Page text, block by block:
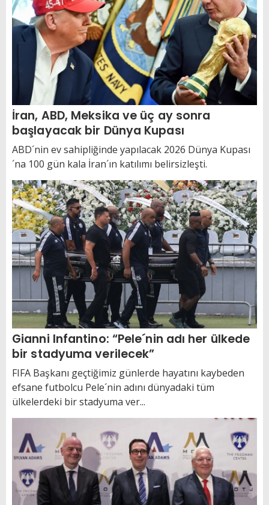
İran, ABD, Meksika ve üç ay sonra
başlayacak bir Dünya Kupası
ABD´nin ev sahipliğinde yapılacak 2026 Dünya Kupası
´na 100 gün kala İran´ın katılımı belirsizleşti.
Gianni Infantino: “Pele´nin adı her ülkede
bir stadyuma verilecek”
FIFA Başkanı geçtiğimiz günlerde hayatını kaybeden
efsane futbolcu Pele´nin adını dünyadaki tüm
ülkelerdeki bir stadyuma ver...